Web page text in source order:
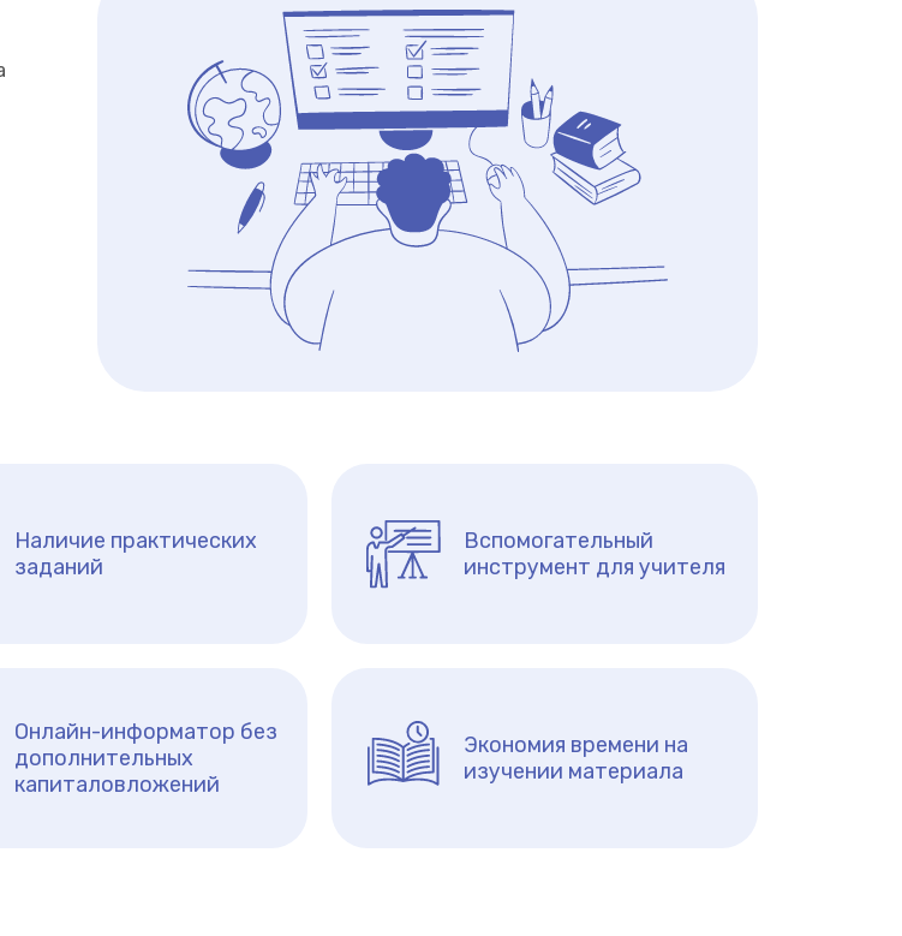
Наличие практических
заданий
Вспомогательный
инструмент для учителя
Онлайн-информатор без
дополнительных
капиталовложений
Экономия времени на
изучении материала